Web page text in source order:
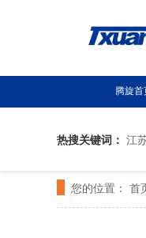
腾旋首
热搜关键词： 江
您的位置： 首